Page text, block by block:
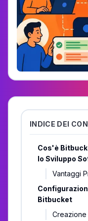
INDICE DEI
Cos'è
lo Sviluppo
Vantaggi
Bitbucket